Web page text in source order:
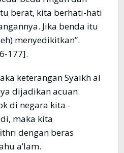
berat, kita berhati-hati
Jika benda itu
menyedikitkan”.
177].
keterangan Syaikh al
dijadikan acuan.
di negara kita -
maka kita
dengan beras
a’lam.